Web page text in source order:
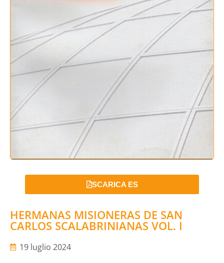
SCARICA ES
HERMANAS MISIONERAS DE SAN
CARLOS SCALABRINIANAS VOL. I
19 luglio 2024